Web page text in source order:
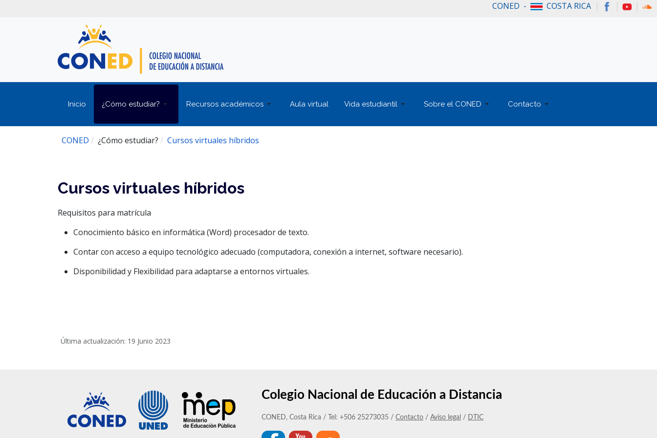
CONED - COSTA RICA
Inicio ¿Cómo estudiar? Recursos académicos Aula virtual Vida estudiantil Sobre el CONED Contacto
CONED ¿Cómo estudiar? Cursos virtuales híbridos
Cursos virtuales híbridos
Requisitos para matrícula
Conocimiento básico en informática (Word) procesador de texto.
Contar con acceso a equipo tecnológico adecuado (computadora, conexión a internet, software necesario).
Disponibilidad y Flexibilidad para adaptarse a entornos virtuales.
Última actualización: 19 Junio 2023
Colegio Nacional de Educación a Distancia
CONED, Costa Rica / Tel: +506 25273035 / Contacto / Aviso legal / DTIC